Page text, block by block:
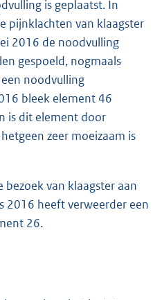
is geplaatst. In
pijnklachten van klaagster
2016 de noodvulling
gespoeld, nogmaals
noodvulling
bleek element 46
is dit element door
zeer moeizaam is
van klaagster aan
2016 heeft verweerder een
26.